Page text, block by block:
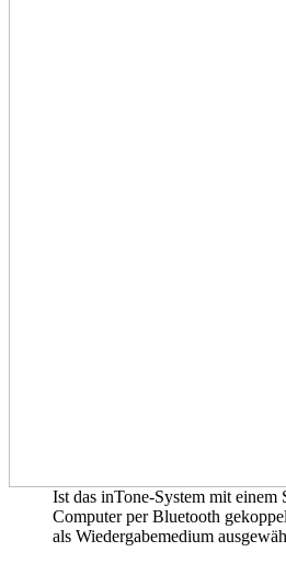
Ist das inTone-System mit einem
Computer per Bluetooth
als Wiedergabemedium